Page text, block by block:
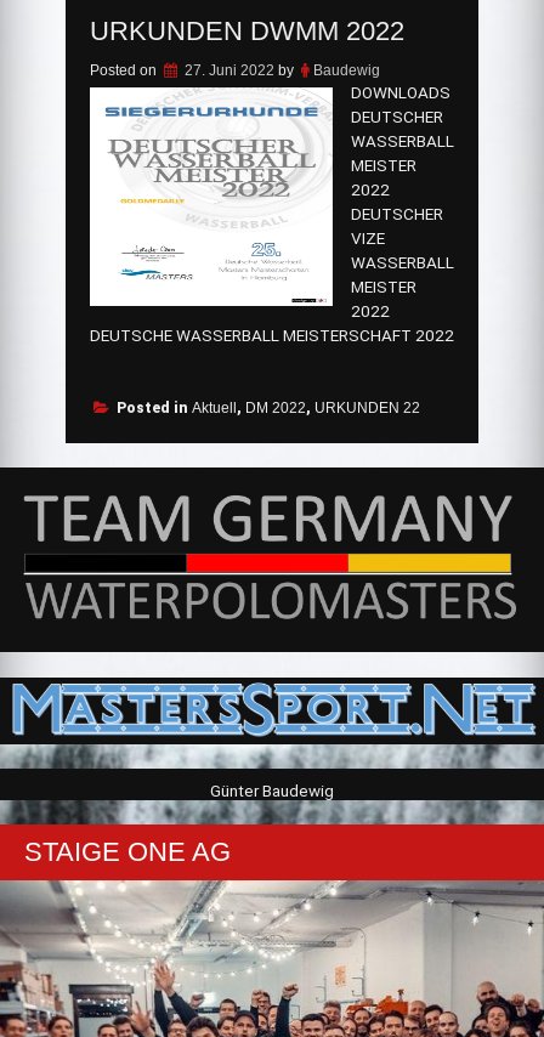
URKUNDEN DWMM 2022
Posted on 27. Juni 2022 by Baudewig
DOWNLOADS
DEUTSCHER
WASSERBALL
MEISTER
2022
DEUTSCHER
VIZE
WASSERBALL
MEISTER
2022
DEUTSCHE WASSERBALL MEISTERSCHAFT 2022
Posted in Aktuell , DM 2022, URKUNDEN 22
Günter Baudewig
STAIGE ONE AG